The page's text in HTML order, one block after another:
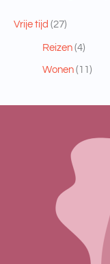
Vrije tijd (27)
Reizen(4)
Wonen(11)